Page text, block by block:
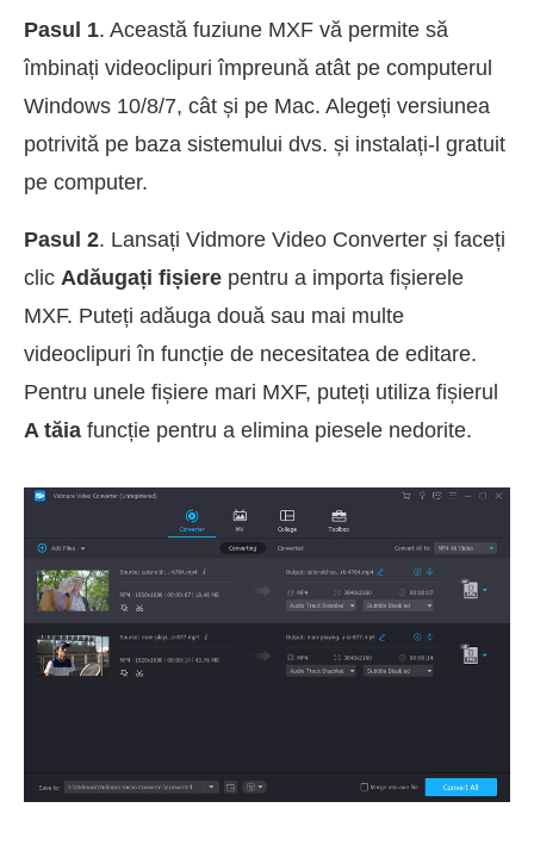
Pasul 1. Această fuziune MXF vă permite să
îmbinați videoclipuri împreună atât pe computerul
Windows 10/8/7, cât și pe Mac. Alegeți versiunea
potrivită pe baza sistemului dvs. și instalați-l gratuit
pe computer.
Pasul 2. Lansați Vidmore Video Converter și faceți
clic Adăugați fișiere pentru a importa fișierele
MXF. Puteți adăuga două sau mai multe
videoclipuri în funcție de necesitatea de editare.
Pentru unele fișiere mari MXF, puteți utiliza fișierul
A tăia funcție pentru a elimina piesele nedorite.